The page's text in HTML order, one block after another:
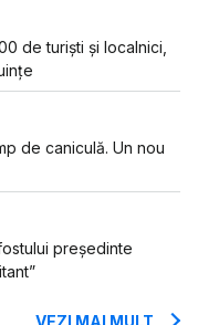
de turiști și localnici,
de caniculă. Un nou
președinte